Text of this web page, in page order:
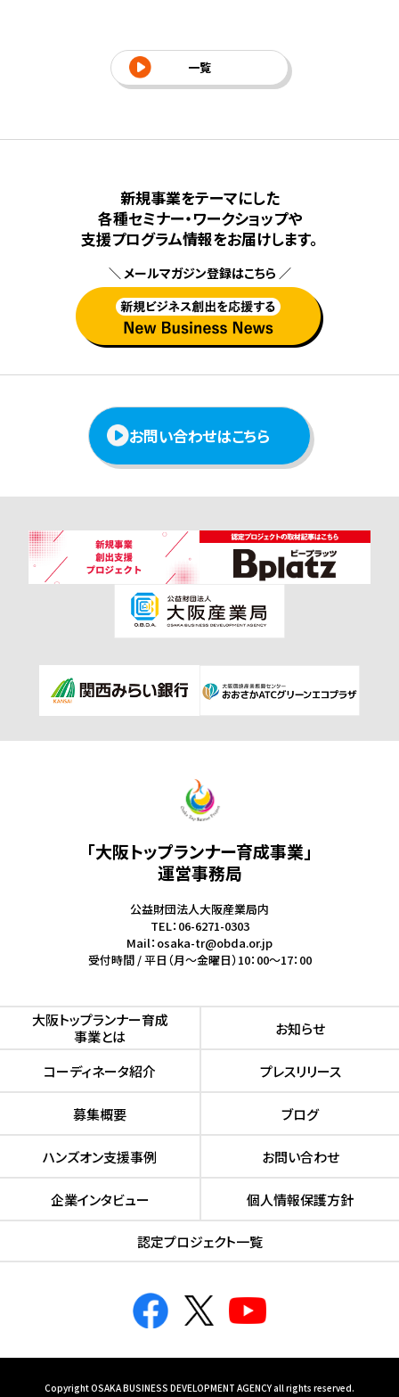
一覧
新規事業をテーマにした
各種セミナー・ワークショップや
⽀援プログラム情報をお届けします。
＼ メールマガジン登録はこちら ／
お問い合わせはこちら
「大阪トップランナー育成事業」
運営事務局
公益財団法人大阪産業局内
TEL：06-6271-0303
Mail：osaka-tr@obda.or.jp
受付時間 / 平日（月～金曜日）10：00～17：00
⼤阪トップランナー育成
事業とは
お知らせ
コーディネータ紹介 プレスリリース
募集概要 ブログ
ハンズオン⽀援事例 お問い合わせ
企業インタビュー 個人情報保護方針
認定プロジェクト⼀覧
Copyright OSAKA BUSINESS DEVELOPMENT AGENCY all rights reserved.